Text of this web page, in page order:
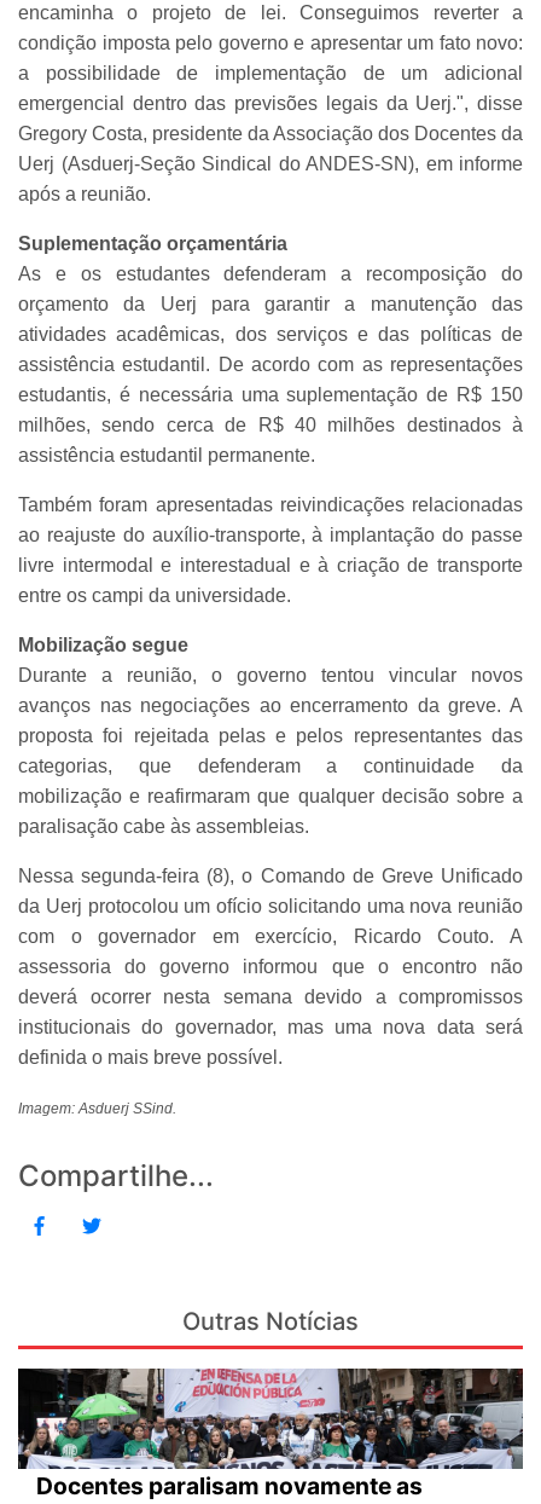
encaminha o projeto de lei. Conseguimos reverter a
condição imposta pelo governo e apresentar um fato novo:
a possibilidade de implementação de um adicional
emergencial dentro das previsões legais da Uerj.", disse
Gregory Costa, presidente da Associação dos Docentes da
Uerj (Asduerj-Seção Sindical do ANDES-SN), em informe
após a reunião.
Suplementação orçamentária
As e os estudantes defenderam a recomposição do
orçamento da Uerj para garantir a manutenção das
atividades acadêmicas, dos serviços e das políticas de
assistência estudantil. De acordo com as representações
estudantis, é necessária uma suplementação de R$ 150
milhões, sendo cerca de R$ 40 milhões destinados à
assistência estudantil permanente.
Também foram apresentadas reivindicações relacionadas
ao reajuste do auxílio-transporte, à implantação do passe
livre intermodal e interestadual e à criação de transporte
entre os campi da universidade.
Mobilização segue
Durante a reunião, o governo tentou vincular novos
avanços nas negociações ao encerramento da greve. A
proposta foi rejeitada pelas e pelos representantes das
categorias, que defenderam a continuidade da
mobilização e reafirmaram que qualquer decisão sobre a
paralisação cabe às assembleias.
Nessa segunda-feira (8), o Comando de Greve Unificado
da Uerj protocolou um ofício solicitando uma nova reunião
com o governador em exercício, Ricardo Couto. A
assessoria do governo informou que o encontro não
deverá ocorrer nesta semana devido a compromissos
institucionais do governador, mas uma nova data será
definida o mais breve possível.
Imagem: Asduerj SSind.
Compartilhe...
Outras Notícias
Docentes paralisam novamente as